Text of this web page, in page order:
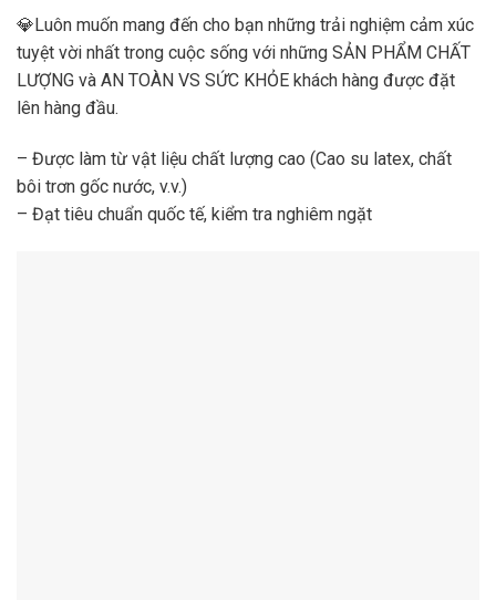
💎Luôn muốn mang đến cho bạn những trải nghiệm cảm xúc
tuyệt vời nhất trong cuộc sống với những SẢN PHẨM CHẤT
LƯỢNG và AN TOÀN VS SỨC KHỎE khách hàng được đặt
lên hàng đầu.
– Được làm từ vật liệu chất lượng cao (Cao su latex, chất
bôi trơn gốc nước, v.v.)
– Đạt tiêu chuẩn quốc tế, kiểm tra nghiêm ngặt